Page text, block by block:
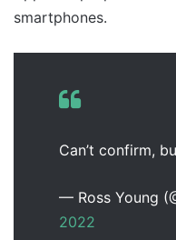
smartphones.
Can’t confirm,
— Ross Young
2022